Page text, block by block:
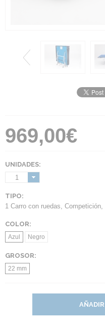
969,00€
UNIDADES:
1
TIPO:
1 Carro con ruedas, Competición,
COLOR:
Azul Negro
GROSOR:
22 mm